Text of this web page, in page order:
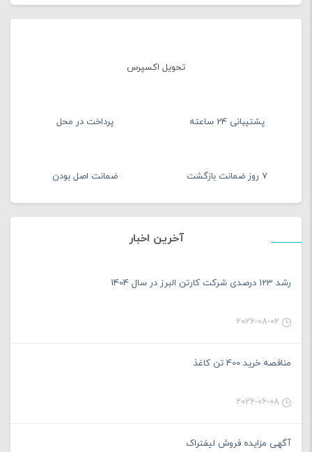
تحویل اکسپرس
پشتیبانی 24 ساعته پرداخت در محل
7 روز ضمانت بازگشت ضمانت اصل بودن
آخرین اخبار
رشد 123 درصدی شرکت کارتن البرز در سال 1404
2026-08-02
مناقصه خرید 400 تن کاغذ
2026-06-08
آگهی مزایده فروش لیفتراک